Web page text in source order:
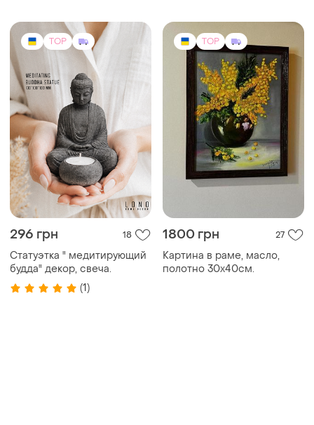
TOP
296 грн 18
Статуэтка " медитирующий
будда" декор, свеча.
(1)
TOP
1800 грн 27
Картина в раме, масло,
полотно 30х40см.